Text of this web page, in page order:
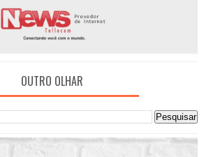
OUTRO OLHAR